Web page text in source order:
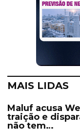
MAIS LIDAS
Maluf acusa
traição e
não tem…